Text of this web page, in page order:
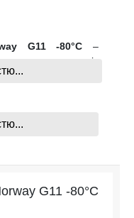
G11 -80°C–
двигунів
та спецтехніки,
антифризових
двигуна
чавунних двигунів.
та шлангів. •
з дистильованою
G11 -80°C